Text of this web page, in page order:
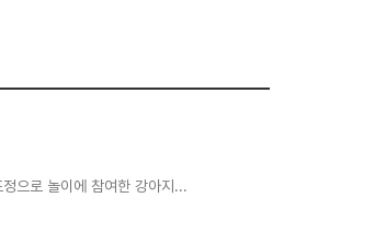
으로 놀이에 참여한 강아지...